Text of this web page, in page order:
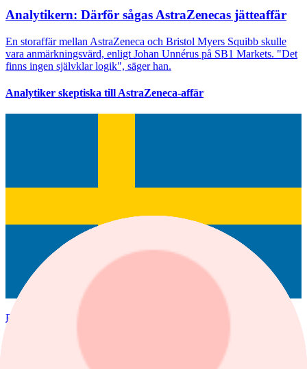
Analytikern: Därför sågas AstraZenecas jätteaffär
En storaffär mellan AstraZeneca och Bristol Myers Squibb skulle
vara anmärkningsvärd, enligt Johan Unnérus på SB1 Markets. "Det
finns ingen självklar logik", säger han.
Analytiker skeptiska till AstraZeneca-affär
Balder B